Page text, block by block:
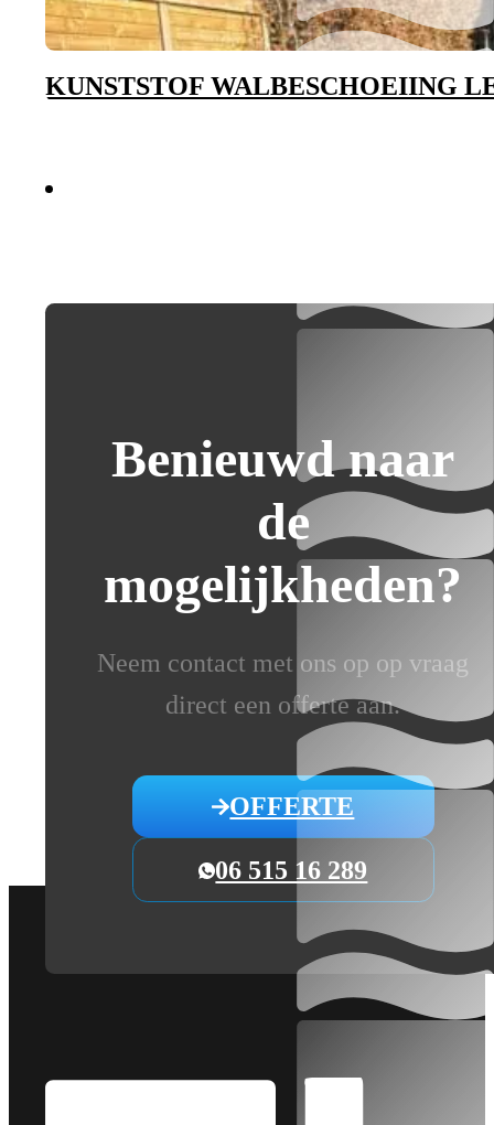
KUNSTSTOF WALBESCHOEIING
Benieuwd naar
de
mogelijkheden?
Neem contact met ons op op vraag
direct een offerte aan.
OFFERTE
06 515 16 289